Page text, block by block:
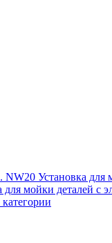
NW20 Установка для
для мойки деталей с